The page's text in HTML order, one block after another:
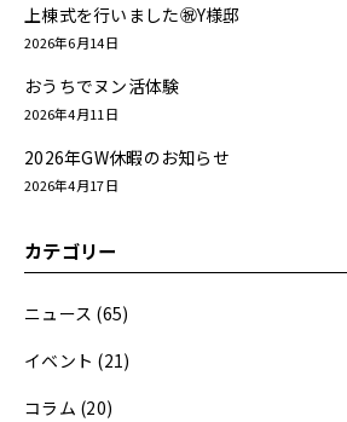
上棟式を行いました㊗Y様邸
2026年6月14日
おうちでヌン活体験
2026年4月11日
2026年GW休暇のお知らせ
2026年4月17日
カテゴリー
ニュース (65)
イベント (21)
コラム (20)